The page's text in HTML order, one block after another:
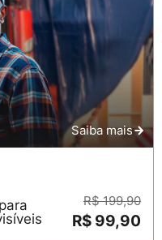
Saiba mais
R$ 199,90
R$ 99,90